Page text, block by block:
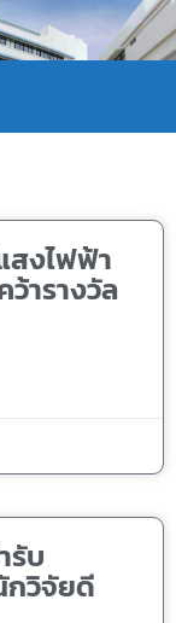
สงไฟฟ้า
ว้ารางวัล
รับ
กวิจัยดี